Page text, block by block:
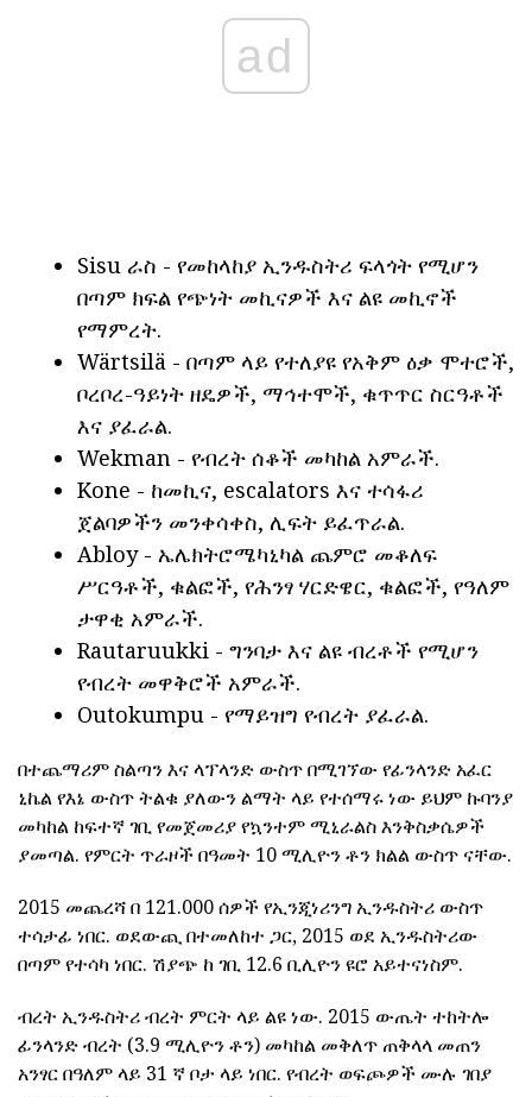
ad
Sisu ራስ - የመከላከያ ኢንዱስትሪ ፍላጎት የሚሆን
በጣም ክፍል የጭነት መኪናዎች እና ልዩ መኪኖች
የማምረት.
Wärtsilä - በጣም ላይ የተለያዩ የአቅም ዕቃ ሞተሮች,
ቦረቦረ-ዓይነት ዘዴዎች, ማኅተሞች, ቁጥጥር ስርዓቶች
እና ያፈራል.
Wekman - የብረት ሰቆች መካከል አምራች.
Kone - ከመኪና, escalators እና ተሳፋሪ
ጀልባዎችን መንቀሳቀስ, ሊፍት ይፈጥራል.
Abloy - ኤሌክትሮሜካኒካል ጨምሮ መቆለፍ
ሥርዓቶች, ቁልፎች, የሕንፃ ሃርድዌር, ቁልፎች, የዓለም
ታዋቂ አምራች.
Rautaruukki - ግንባታ እና ልዩ ብረቶች የሚሆን
የብረት መዋቅሮች አምራች.
Outokumpu - የማይዝግ የብረት ያፈራል.
በተጨማሪም ስልጣን እና ላፕላንድ ውስጥ በሚገኘው የፊንላንድ አፈር
ኒኬል የእኔ ውስጥ ትልቁ ያለውን ልማት ላይ የተሰማሩ ነው ይህም ኩባንያ
መካከል ከፍተኛ ገቢ የመጀመሪያ የኳንተም ሚኒራልስ እንቅስቃሴዎች
ያመጣል. የምርት ጥራዞች በዓመት 10 ሚሊዮን ቶን ክልል ውስጥ ናቸው.
2015 መጨረሻ በ 121.000 ሰዎች የኢንጂነሪንግ ኢንዱስትሪ ውስጥ
ተሳታፊ ነበር. ወደውጪ በተመለከተ ጋር, 2015 ወደ ኢንዱስትሪው
በጣም የተሳካ ነበር. ሽያጭ ከ ገቢ 12.6 ቢሊዮን ዩሮ አይተናነስም.
ብረት ኢንዱስትሪ ብረት ምርት ላይ ልዩ ነው. 2015 ውጤት ተከትሎ
ፊንላንድ ብረት (3.9 ሚሊዮን ቶን) መካከል መቅለጥ ጠቅላላ መጠን
አንፃር በዓለም ላይ 31 ኛ ቦታ ላይ ነበር. የብረት ወፍጮዎች ሙሉ ገበያ